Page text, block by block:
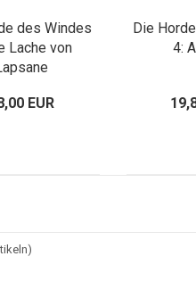
des Windes
Lache von
EUR
Die
4: